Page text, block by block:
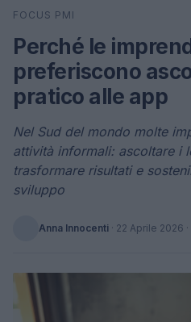
Cerca
FOCUS PMI
Perché le
preferiscono
pratico alle app
Nel Sud del mondo molte
attività informali: ascoltare i
trasformare risultati e
sviluppo
Anna Innocenti · 22 Aprile 2026